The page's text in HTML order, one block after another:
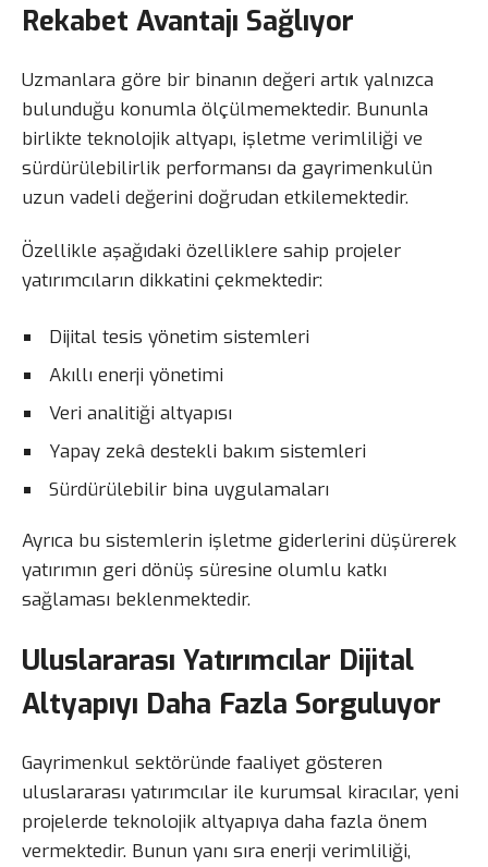
Rekabet Avantajı Sağlıyor
Uzmanlara göre bir binanın değeri artık yalnızca
bulunduğu konumla ölçülmemektedir. Bununla
birlikte teknolojik altyapı, işletme verimliliği ve
sürdürülebilirlik performansı da gayrimenkulün
uzun vadeli değerini doğrudan etkilemektedir.
Özellikle aşağıdaki özelliklere sahip projeler
yatırımcıların dikkatini çekmektedir:
Dijital tesis yönetim sistemleri
Akıllı enerji yönetimi
Veri analitiği altyapısı
Yapay zekâ destekli bakım sistemleri
Sürdürülebilir bina uygulamaları
Ayrıca bu sistemlerin işletme giderlerini düşürerek
yatırımın geri dönüş süresine olumlu katkı
sağlaması beklenmektedir.
Uluslararası Yatırımcılar Dijital
Altyapıyı Daha Fazla Sorguluyor
Gayrimenkul sektöründe faaliyet gösteren
uluslararası yatırımcılar ile kurumsal kiracılar, yeni
projelerde teknolojik altyapıya daha fazla önem
vermektedir. Bunun yanı sıra enerji verimliliği,